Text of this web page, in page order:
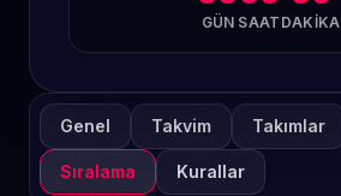
GÜN SAAT DAKIKA
Genel Takvim Takımlar
Sıralama Kurallar